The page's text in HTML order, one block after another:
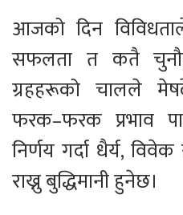
आजको दिन
सफलता त कतै
ग्रहहरूको चालले
फरक–फरक प्रभाव
निर्णय गर्दा धैर्य,
राख्नु बुद्धिमानी हुनेछ।